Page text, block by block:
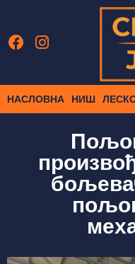
НАСЛОВНА НИШ